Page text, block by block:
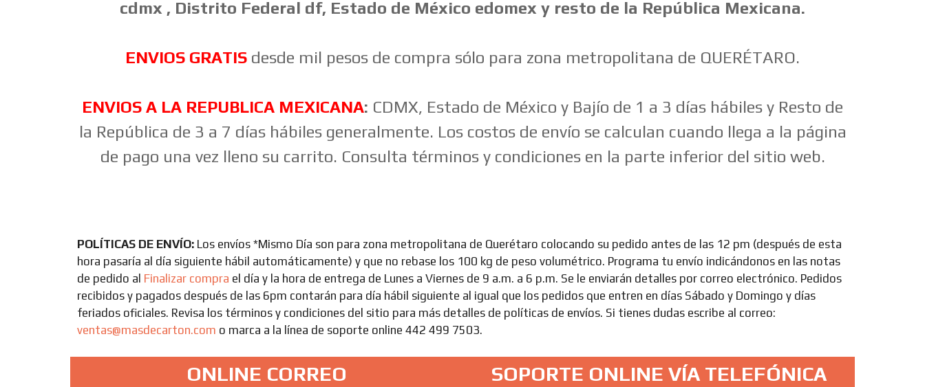
cdmx , Distrito Federal df, Estado de México edomex y resto de la República Mexicana.
ENVIOS GRATIS desde mil pesos de compra sólo para zona metropolitana de QUERÉTARO.
ENVIOS A LA REPUBLICA MEXICANA: CDMX, Estado de México y Bajío de 1 a 3 días hábiles y Resto de
la República de 3 a 7 días hábiles generalmente. Los costos de envío se calculan cuando llega a la página
de pago una vez lleno su carrito. Consulta términos y condiciones en la parte inferior del sitio web.
POLÍTICAS DE ENVÍO: Los envíos *Mismo Día son para zona metropolitana de Querétaro colocando su pedido antes de las 12 pm (después de esta
hora pasaría al día siguiente hábil automáticamente) y que no rebase los 100 kg de peso volumétrico. Programa tu envío indicándonos en las notas
de pedido al Finalizar compra el día y la hora de entrega de Lunes a Viernes de 9 a.m. a 6 p.m. Se le enviarán detalles por correo electrónico. Pedidos
recibidos y pagados después de las 6pm contarán para día hábil siguiente al igual que los pedidos que entren en días Sábado y Domingo y días
feriados oficiales. Revisa los términos y condiciones del sitio para más detalles de políticas de envíos. Si tienes dudas escribe al correo:
ventas@masdecarton.com o marca a la línea de soporte online 442 499 7503.
ONLINE CORREO SOPORTE ONLINE VÍA TELEFÓNICA